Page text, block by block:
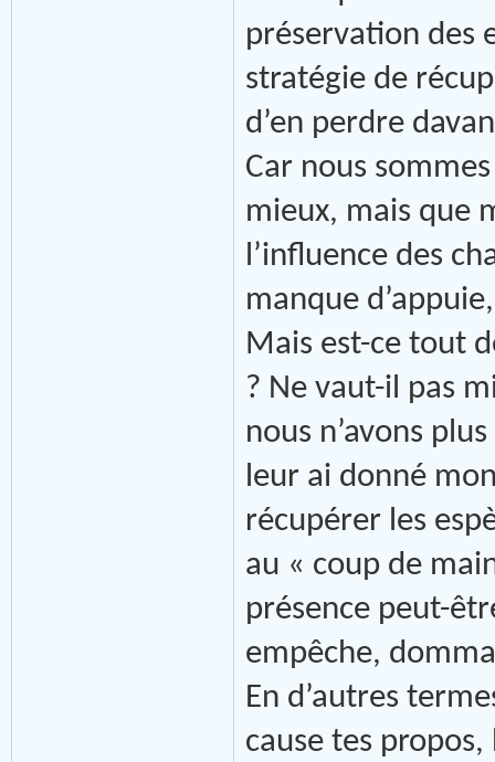
préservation des
stratégie de
d’en perdre
Car nous
mieux, mais que
l’influence des
manque
Mais est-ce tout
? Ne vaut-il pas
nous n’avons
leur ai donné
récupérer les
au « coup de
présence peut-
empêche,
En d’autres
cause tes